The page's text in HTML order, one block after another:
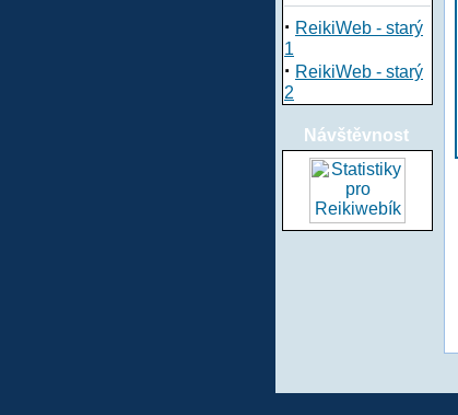
· ReikiWeb - starý
1
· ReikiWeb - starý
2
Návštěvnost